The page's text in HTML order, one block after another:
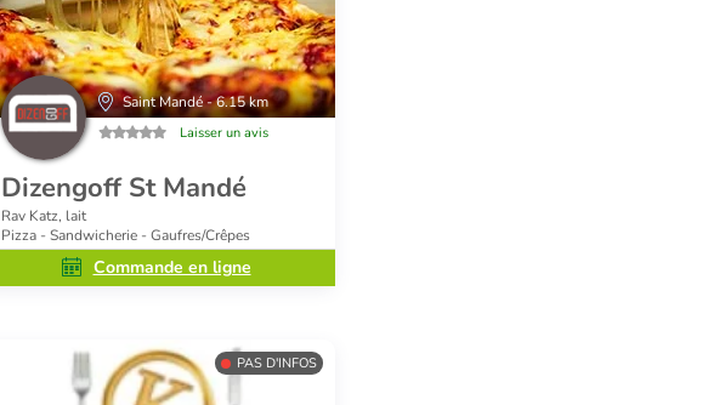
Saint Mandé - 6.15 km
Laisser un avis
Dizengoff St Mandé
Rav Katz, lait
Pizza - Sandwicherie - Gaufres/Crêpes
Commande en ligne
PAS D'INFOS